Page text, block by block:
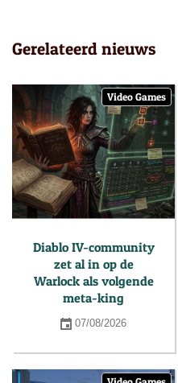
Gerelateerd nieuws
Video Games
Diablo IV-community
zet al in op de
Warlock als volgende
meta-king
07/08/2026